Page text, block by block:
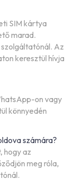
SIM kártya
marad.
Az
keresztül hívja
on vagy
könnyedén
számára?
hogy az
meg róla,